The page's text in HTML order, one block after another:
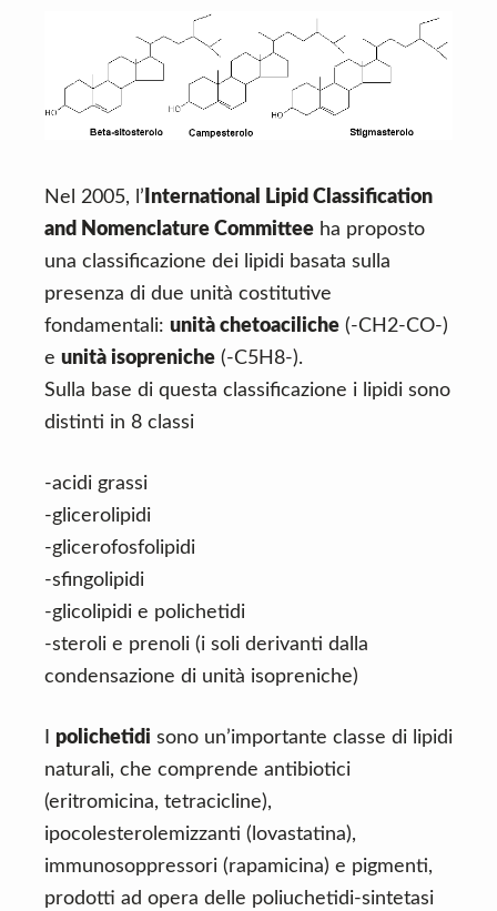
Nel 2005, l’ International Lipid Classification
and Nomenclature Committee ha proposto
una classificazione dei lipidi basata sulla
presenza di due unità costitutive
fondamentali: unità chetoaciliche (-CH2-CO-)
e unità isopreniche (-C5H8-).
Sulla base di questa classificazione i lipidi sono
distinti in 8 classi
-acidi grassi
-glicerolipidi
-glicerofosfolipidi
-sfingolipidi
-glicolipidi e polichetidi
-steroli e prenoli (i soli derivanti dalla
condensazione di unità isopreniche)
polichetidi sono un’importante classe di lipidi
naturali, che comprende antibiotici
(eritromicina, tetracicline),
ipocolesterolemizzanti (lovastatina),
immunosoppressori (rapamicina) e pigmenti,
prodotti ad opera delle poliuchetidi-sintetasi